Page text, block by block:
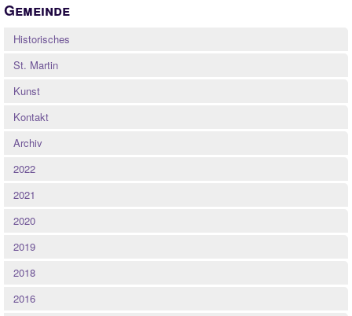
Ökumene
Gelebter Glaube
Quintessenz
Spirituelles
2025
2026
Gemeinde
Historisches
St. Martin
Kunst
Kontakt
Archiv
2022
2021
2020
2019
2018
2016